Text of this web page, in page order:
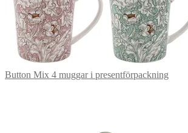
Button Mix 4 muggar i presentförpackning